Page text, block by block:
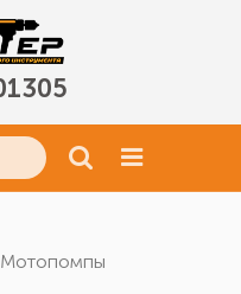
Мотопомпы